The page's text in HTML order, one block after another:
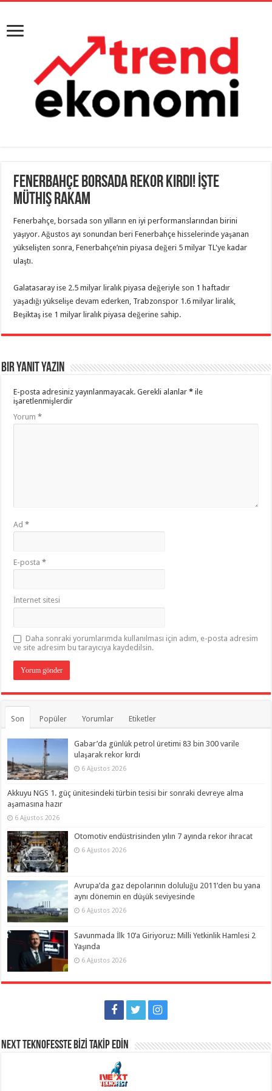
Fenerbahçe borsada rekor kırdı! İşte
müthiş rakam
Fenerbahçe, borsada son yılların en iyi performanslarından birini
yaşıyor. Ağustos ayı sonundan beri Fenerbahçe hisselerinde yaşanan
yükselişten sonra, Fenerbahçe’nin piyasa değeri 5 milyar TL'ye kadar
ulaştı.
Galatasaray ise 2.5 milyar liralık piyasa değeriyle son 1 haftadır
yaşadığı yükselişe devam ederken, Trabzonspor 1.6 milyar liralık,
Beşiktaş ise 1 milyar liralık piyasa değerine sahip.
Bir yanıt yazın
E-posta adresiniz yayınlanmayacak. Gerekli alanlar* ile
işaretlenmişlerdir
Yorum*
Ad*
E-posta*
İnternet sitesi
Daha sonraki yorumlarımda kullanılması için adım, e-posta adresim
ve site adresim bu tarayıcıya kaydedilsin.
Son Popüler Yorumlar Etiketler
Gabar’da günlük petrol üretimi 83 bin 300 varile
ulaşarak rekor kırdı
6 Ağustos 2026
Akkuyu NGS 1. güç ünitesindeki türbin tesisi bir sonraki devreye alma
aşamasına hazır
6 Ağustos 2026
Otomotiv endüstrisinden yılın 7 ayında rekor ihracat
6 Ağustos 2026
Avrupa’da gaz depolarının doluluğu 2011’den bu yana
aynı dönemin en düşük seviyesinde
6 Ağustos 2026
Savunmada İlk 10’a Giriyoruz: Milli Yetkinlik Hamlesi 2
Yaşında
6 Ağustos 2026
NEXT TEKNOFESSTE BİZİ TAKİP EDİN